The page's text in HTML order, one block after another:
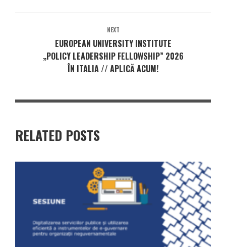
NEXT
EUROPEAN UNIVERSITY INSTITUTE
„POLICY LEADERSHIP FELLOWSHIP” 2026
ÎN ITALIA // APLICĂ ACUM!
RELATED POSTS